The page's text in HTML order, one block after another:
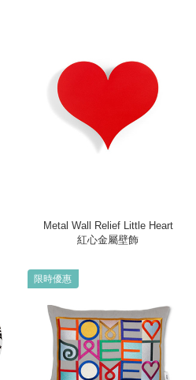
Metal Wall Relief Little Heart
紅心金屬壁飾
限時優惠